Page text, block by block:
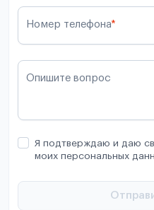
Номер телефона*
Опишите вопрос
Я подтверждаю и даю
моих персональных